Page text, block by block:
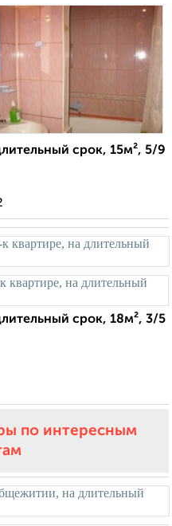
срок, 15м², 5/9
срок, 18м², 3/5
по интересным